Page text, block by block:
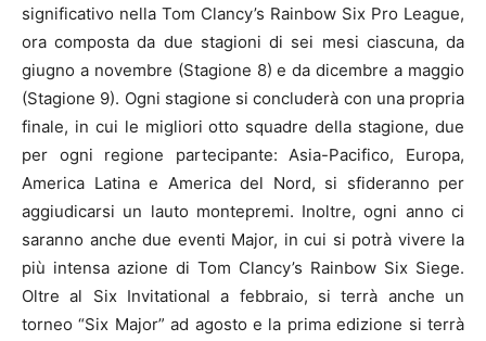
significativo nella Tom Clancy’s Rainbow Six Pro League,
ora composta da due stagioni di sei mesi ciascuna, da
giugno a novembre (Stagione 8) e da dicembre a maggio
(Stagione 9). Ogni stagione si concluderà con una propria
finale, in cui le migliori otto squadre della stagione, due
per ogni regione partecipante: Asia-Pacifico, Europa,
America Latina e America del Nord, si sfideranno per
aggiudicarsi un lauto montepremi. Inoltre, ogni anno ci
saranno anche due eventi Major, in cui si potrà vivere la
più intensa azione di Tom Clancy’s Rainbow Six Siege.
Oltre al Six Invitational a febbraio, si terrà anche un
torneo “Six Major” ad agosto e la prima edizione si terrà